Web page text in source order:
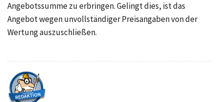
Angebotssumme zu erbringen. Gelingt dies, ist das
Angebot wegen unvollständiger Preisangaben von der
Wertung auszuschließen.